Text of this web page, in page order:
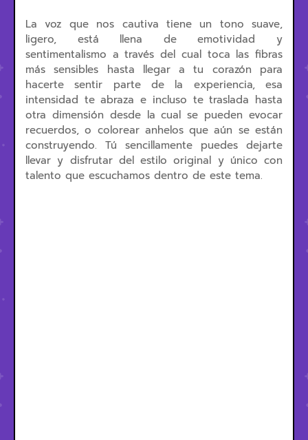
La voz que nos cautiva tiene un tono suave,
ligero, está llena de emotividad y
sentimentalismo a través del cual toca las fibras
más sensibles hasta llegar a tu corazón para
hacerte sentir parte de la experiencia, esa
intensidad te abraza e incluso te traslada hasta
otra dimensión desde la cual se pueden evocar
recuerdos, o colorear anhelos que aún se están
construyendo. Tú sencillamente puedes dejarte
llevar y disfrutar del estilo original y único con
talento que escuchamos dentro de este tema.